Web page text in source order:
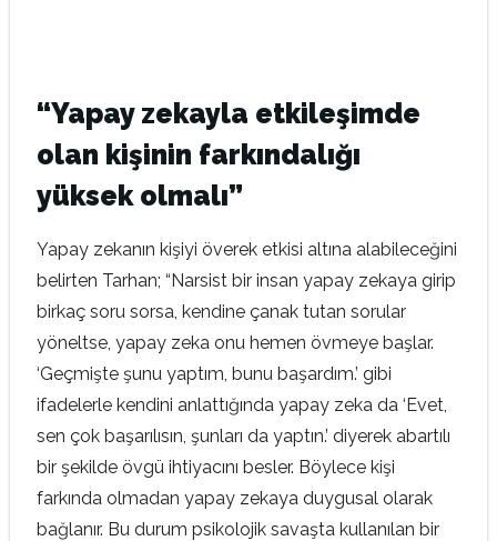
“Yapay zekayla etkileşimde
olan kişinin farkındalığı
yüksek olmalı”
Yapay zekanın kişiyi överek etkisi altına alabileceğini
belirten Tarhan; “Narsist bir insan yapay zekaya girip
birkaç soru sorsa, kendine çanak tutan sorular
yöneltse, yapay zeka onu hemen övmeye başlar.
‘Geçmişte şunu yaptım, bunu başardım.’ gibi
ifadelerle kendini anlattığında yapay zeka da ‘Evet,
sen çok başarılısın, şunları da yaptın.’ diyerek abartılı
bir şekilde övgü ihtiyacını besler. Böylece kişi
farkında olmadan yapay zekaya duygusal olarak
bağlanır. Bu durum psikolojik savaşta kullanılan bir